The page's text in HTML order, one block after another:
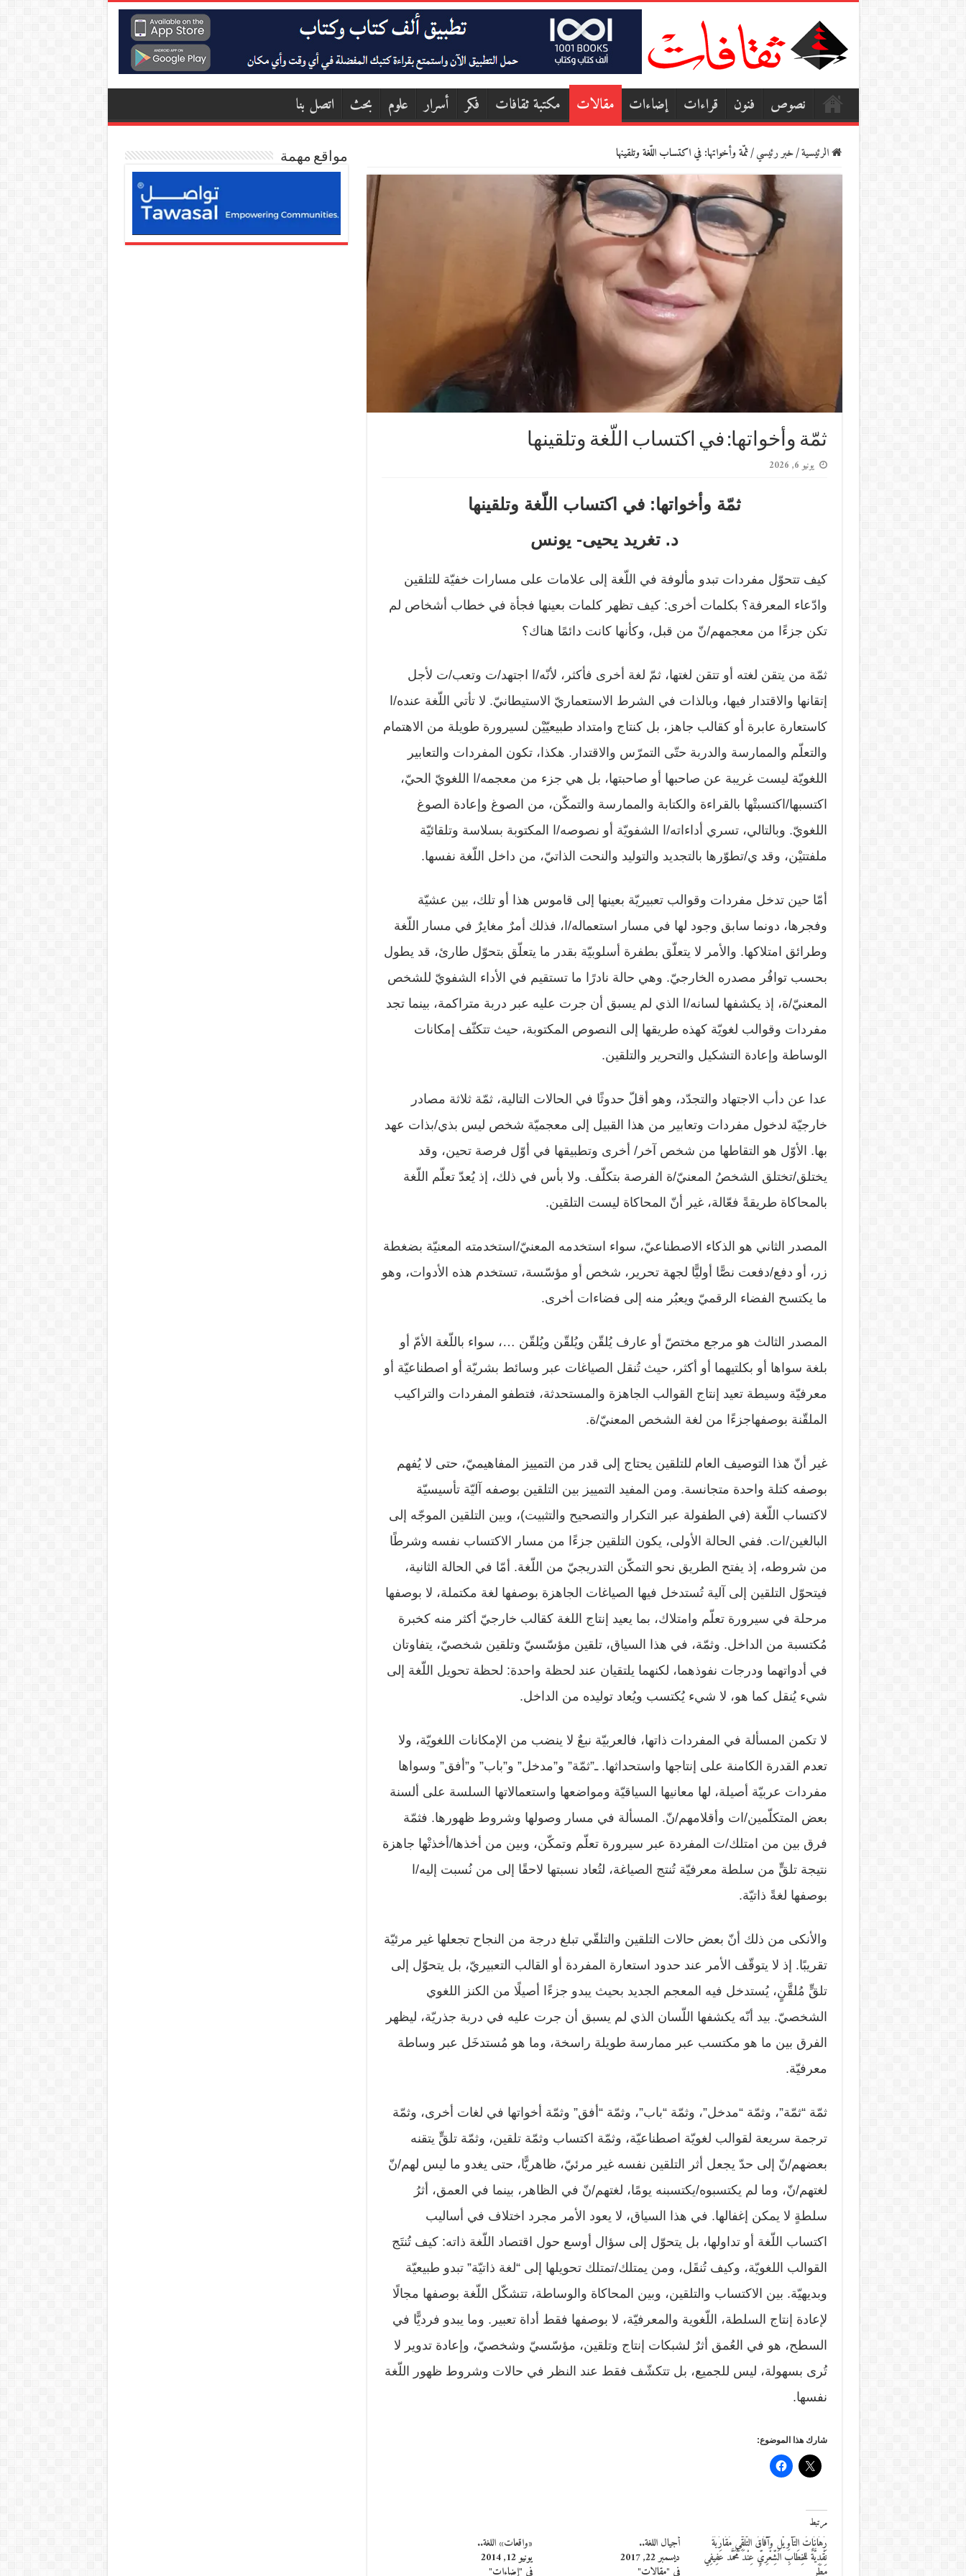
نصوص فنون قراءات إضاءات مقالات مكتبة ثقافات فكر أسرار علوم بحث اتصل بنا
الرئيسية/خبر رئيسي/ثمّة وأخواتها: في اكتساب اللّغة وتلقينها
ثمّة وأخواتها: في اكتساب اللّغة وتلقينها
يونيو 6, 2026
ثمّة وأخواتها: في اكتساب اللّغة وتلقينها
د. تغريد يحيى- يونس
كيف تتحوّل مفردات تبدو مألوفة في اللّغة إلى علامات على مسارات خفيّة للتلقين
وادّعاء المعرفة؟ بكلمات أخرى: كيف تظهر كلمات بعينها فجأة في خطاب أشخاص لم
تكن جزءًا من معجمهم/نّ من قبل، وكأنها كانت دائمًا هناك؟
ثمّة من يتقن لغته أو تتقن لغتها، ثمّ لغة أخرى فأكثر، لأنّه/ا اجتهد/ت وتعب/ت لأجل
إتقانها والاقتدار فيها، وبالذات في الشرط الاستعماريّ الاستيطانيّ. لا تأتي اللّغة عنده/ا
كاستعارة عابرة أو كقالب جاهز، بل كنتاج وامتداد طبيعيّيْن لسيرورة طويلة من الاهتمام
والتعلّم والممارسة والدربة حتّى التمرّس والاقتدار. هكذا، تكون المفردات والتعابير
اللغويّة ليست غريبة عن صاحبها أو صاحبتها، بل هي جزء من معجمه/ا اللغويّ الحيّ،
اكتسبها/اكتسبتْها بالقراءة والكتابة والممارسة والتمكّن، من الصوغ وإعادة الصوغ
اللغويّ. وبالتالي، تسري أداءاته/ا الشفويّة أو نصوصه/ا المكتوبة بسلاسة وتلقائيّة
ملفتتيْن، وقد ي/تطوّرها بالتجديد والتوليد والنحت الذاتيّ، من داخل اللّغة نفسها.
أمّا حين تدخل مفردات وقوالب تعبيريّة بعينها إلى قاموس هذا أو تلك، بين عشيّة
وفجرها، دونما سابق وجود لها في مسار استعماله/ا، فذلك أمرٌ مغايرٌ في مسار اللّغة
وطرائق امتلاكها. والأمر لا يتعلّق بطفرة أسلوبيّة بقدر ما يتعلّق بتحوّل طارئ، قد يطول
بحسب توافُر مصدره الخارجيّ. وهي حالة نادرًا ما تستقيم في الأداء الشفويّ للشخص
المعنيّ/ة، إذ يكشفها لسانه/ا الذي لم يسبق أن جرت عليه عبر دربة متراكمة، بينما تجد
مفردات وقوالب لغويّة كهذه طريقها إلى النصوص المكتوبة، حيث تتكثّف إمكانات
الوساطة وإعادة التشكيل والتحرير والتلقين.
عدا عن دأب الاجتهاد والتجدّد، وهو أقلّ حدوثًا في الحالات التالية، ثمّة ثلاثة مصادر
خارجيّة لدخول مفردات وتعابير من هذا القبيل إلى معجميّة شخص ليس بذي/بذات عهد
بها. الأوّل هو التقاطها من شخص آخر/ أخرى وتطبيقها في أوّل فرصة تحين، وقد
يختلق/تختلق الشخصُ المعنيّ/ة الفرصة بتكلّف. ولا بأس في ذلك، إذ يُعدّ تعلّم اللّغة
بالمحاكاة طريقةً فعّالة، غير أنّ المحاكاة ليست التلقين.
المصدر الثاني هو الذكاء الاصطناعيّ، سواء استخدمه المعنيّ/استخدمته المعنيّة بضغطة
زر، أو دفع/دفعت نصًّا أوليًّا لجهة تحرير، شخص أو مؤسّسة، تستخدم هذه الأدوات، وهو
ما يكتسح الفضاء الرقميّ ويعبُر منه إلى فضاءات أخرى.
المصدر الثالث هو مرجع مختصّ أو عارف يُلقّن ويُلقّن ويُلقّن …، سواء باللّغة الأمّ أو
بلغة سواها أو بكلتيهما أو أكثر، حيث تُنقل الصياغات عبر وسائط بشريّة أو اصطناعيّة أو
معرفيّة وسيطة تعيد إنتاج القوالب الجاهزة والمستحدثة، فتطفو المفردات والتراكيب
الملقّنة بوصفهاجزءًا من لغة الشخص المعنيّ/ة.
غير أنّ هذا التوصيف العام للتلقين يحتاج إلى قدر من التمييز المفاهيميّ، حتى لا يُفهم
بوصفه كتلة واحدة متجانسة. ومن المفيد التمييز بين التلقين بوصفه آليّة تأسيسيّة
لاكتساب اللّغة (في الطفولة عبر التكرار والتصحيح والتثبيت)، وبين التلقين الموجّه إلى
البالغين/ات. ففي الحالة الأولى، يكون التلقين جزءًا من مسار الاكتساب نفسه وشرطًا
من شروطه، إذ يفتح الطريق نحو التمكّن التدريجيّ من اللّغة. أمّا في الحالة الثانية،
فيتحوّل التلقين إلى آلية تُستدخل فيها الصياغات الجاهزة بوصفها لغة مكتملة، لا بوصفها
مرحلة في سيرورة تعلّم وامتلاك، بما يعيد إنتاج اللغة كقالب خارجيّ أكثر منه كخبرة
مُكتسبة من الداخل. وثمّة، في هذا السياق، تلقين مؤسّسيّ وتلقين شخصيّ، يتفاوتان
في أدواتهما ودرجات نفوذهما، لكنهما يلتقيان عند لحظة واحدة: لحظة تحويل اللّغة إلى
شيء يُنقل كما هو، لا شيء يُكتسب ويُعاد توليده من الداخل.
لا تكمن المسألة في المفردات ذاتها، فالعربيّة نبعٌ لا ينضب من الإمكانات اللغويّة، ولا
تعدم القدرة الكامنة على إنتاجها واستحداثها. ـ”ثمّة” و”مدخل” و”باب” و”أفق” وسواها
مفردات عربيّة أصيلة، لها معانيها السياقيّة ومواضعها واستعمالاتها السلسة على ألسنة
بعض المتكلّمين/ات وأقلامهم/نّ. المسألة في مسار وصولها وشروط ظهورها. فثمّة
فرق بين من امتلك/ت المفردة عبر سيرورة تعلّم وتمكّن، وبين من أخذها/أخذتْها جاهزة
نتيجة تلقٍّ من سلطة معرفيّة تُنتج الصياغة، لتُعاد نسبتها لاحقًا إلى من نُسبت إليه/ا
بوصفها لغةً ذاتيّة.
والأنكى من ذلك أنّ بعض حالات التلقين والتلقّي تبلغ درجة من النجاح تجعلها غير مرئيّة
تقريبًا. إذ لا يتوقّف الأمر عند حدود استعارة المفردة أو القالب التعبيريّ، بل يتحوّل إلى
تلقٍّ مُلقَّنٍ، يُستدخل فيه المعجم الجديد بحيث يبدو جزءًا أصيلًا من الكنز اللغوي
الشخصيّ. بيد أنّه يكشفها اللّسان الذي لم يسبق أن جرت عليه في دربة جذريّة، ليظهر
الفرق بين ما هو مكتسب عبر ممارسة طويلة راسخة، وما هو مُستدخَل عبر وساطة
معرفيّة.
ثمّة “ثمّة”، وثمّة “مدخل”، وثمّة “باب”، وثمّة “أفق” وثمّة أخواتها في لغات أخرى، وثمّة
ترجمة سريعة لقوالب لغويّة اصطناعيّة، وثمّة اكتساب وثمّة تلقين، وثمّة تلقٍّ يتقنه
بعضهم/نّ إلى حدّ يجعل أثر التلقين نفسه غير مرئيّ، ظاهريًّا، حتى يغدو ما ليس لهم/نّ
لغتهم/نّ، وما لم يكتسبوه/يكتسبنه يومًا، لغتهم/نّ في الظاهر، بينما في العمق، أثرُ
سلطةٍ لا يمكن إغفالها. في هذا السياق، لا يعود الأمر مجرد اختلاف في أساليب
اكتساب اللّغة أو تداولها، بل يتحوّل إلى سؤال أوسع حول اقتصاد اللّغة ذاته: كيف تُنتَج
القوالب اللغويّة، وكيف تُنقَل، ومن يمتلك/تمتلك تحويلها إلى “لغة ذاتيّة” تبدو طبيعيّة
وبديهيّة. بين الاكتساب والتلقين، وبين المحاكاة والوساطة، تتشكّل اللّغة بوصفها مجالًا
لإعادة إنتاج السلطة، اللّغوية والمعرفيّة، لا بوصفها فقط أداة تعبير. وما يبدو فرديًّا في
السطح، هو في العُمق أثرٌ لشبكات إنتاج وتلقين، مؤسّسيّ وشخصيّ، وإعادة تدوير لا
تُرى بسهولة، ليس للجميع، بل تتكشّف فقط عند النظر في حالات وشروط ظهور اللّغة
نفسها.
شارك هذا الموضوع:
مرتبط
رَهَانَاتُ التَّأوِيْلِ وآفَاقُ التَّلَقِّي مُقَارَبَةٌ
نَقْدِيَّةٌ للخِطَابِ الشِّعْرِيِّ عِنْدَ مُحَمَّد عَفِيفِي
مَطَر
أجيال اللغة..
ديسمبر 22, 2017
في "مقالات"
«واقعات» اللغة..
يونيو 12, 2014
في "إضاءات"
مواقع مهمة